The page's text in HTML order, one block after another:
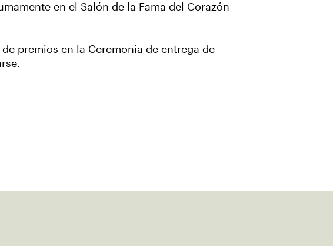
en el Salón de la Fama del Corazón
premios en la Ceremonia de entrega de